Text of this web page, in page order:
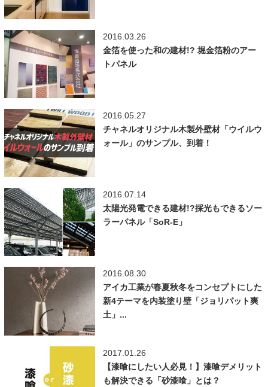
2016.03.26
金箔を使った和の建材!? 堀金箔粉のアー
トパネル
2016.05.27
チャネルオリジナル木製外壁材「ウイルウ
ォール」のサンプル、到着！
2016.07.14
太陽光発電できる建材!?採光もできるソー
ラーパネル「SoR-E」
2016.08.30
アイカ工業が春夏秋冬をコンセプトにした
新4テーマを内装塗り壁「ジョリパット爽
土」...
2017.01.26
【漆喰にしたい人必見！】漆喰デメリット
も解決できる「砂漆喰」とは？